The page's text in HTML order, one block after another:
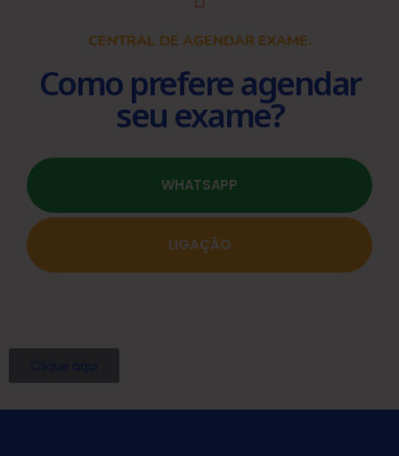
CENTRAL DE AGENDAR EXAME.
Como prefere agendar
seu exame?
WHATSAPP
LIGAÇÃO